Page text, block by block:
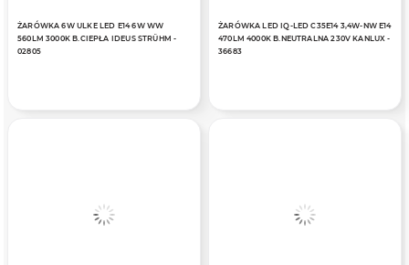
ŻARÓWKA 6W ULKE LED E14 6W WW
560LM 3000K B.CIEPŁA IDEUS STRÜHM -
02805
ŻARÓWKA LED IQ-LED C35E14 3,4W-NW E14
470LM 4000K B.NEUTRALNA 230V KANLUX -
36683